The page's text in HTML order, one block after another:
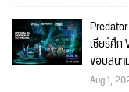
เชียร์ศึก
ขอบสน
5-6 กันย
Aug 1,